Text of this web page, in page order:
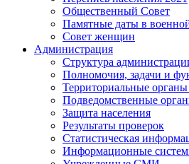
Общественный Совет
Памятные даты в
Совет женщин
Администрация
Структура
Полномочия, задачи и
Территориальные органы
Подведомственные
Защита населения
Результаты проверок
Статистическая
Информационные